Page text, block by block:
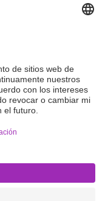
para su venta
del producto.